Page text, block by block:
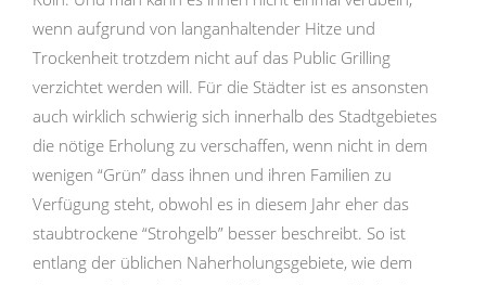
wenn aufgrund von langanhaltender Hitze und
Trockenheit trotzdem nicht auf das Public Grilling
verzichtet werden will. Für die Städter ist es ansonsten
auch wirklich schwierig sich innerhalb des Stadtgebietes
die nötige Erholung zu verschaffen, wenn nicht in dem
wenigen “Grün” dass ihnen und ihren Familien zu
Verfügung steht, obwohl es in diesem Jahr eher das
staubtrockene “Strohgelb” besser beschreibt. So ist
entlang der üblichen Naherholungsgebiete, wie dem